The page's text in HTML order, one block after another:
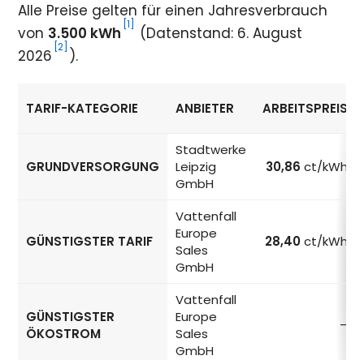
Alle Preise gelten für einen Jahresverbrauch
von 3.500 kWh [1]
(Datenstand: 6. August
2026 [2] ).
Strompreise in Leipzig nach Tarif-Kategorie
TARIF-KATEGORIE ANBIETER ARBEITSPREIS
GRUNDVERSORGUNG
Stadtwerke
Leipzig
GmbH
30,86 ct/kWh
GÜNSTIGSTER TARIF
Vattenfall
Europe
Sales
GmbH
28,40ct/kWh
GÜNSTIGSTER
ÖKOSTROM
Vattenfall
Europe
Sales
GmbH
–